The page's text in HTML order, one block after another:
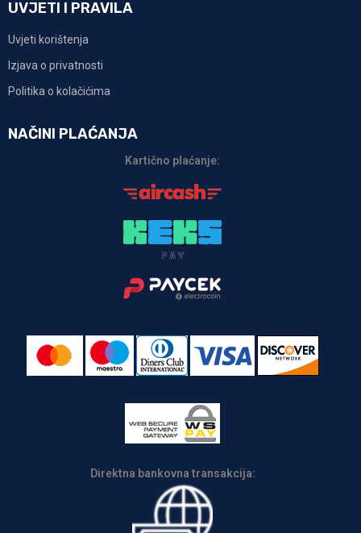
UVJETI I PRAVILA
Uvjeti korištenja
Izjava o privatnosti
Politika o kolačićima
NAČINI PLAĆANJA
Kartično plaćanje:
Direktna bankovna transakcija: